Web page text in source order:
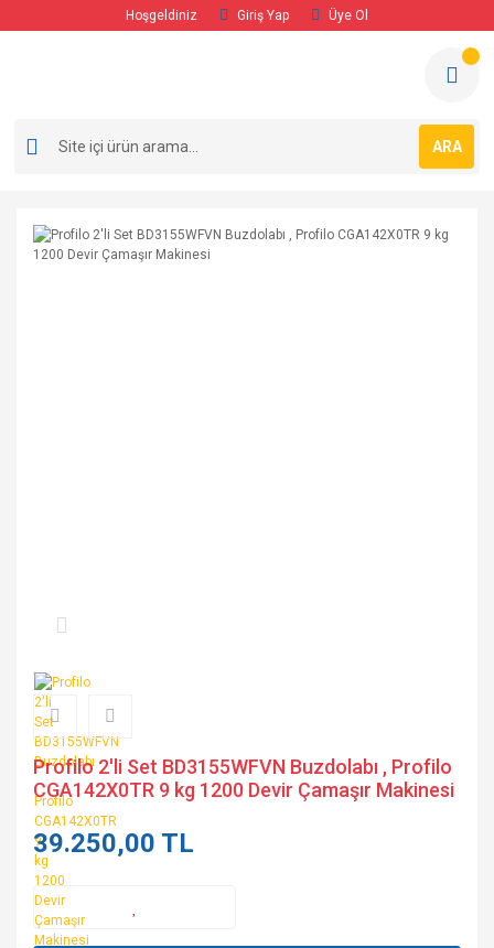
Hoşgeldiniz Giriş Yap Üye Ol
ARA
Profilo 2'li Set BD3155WFVN Buzdolabı , Profilo
CGA142X0TR 9 kg 1200 Devir Çamaşır Makinesi
39.250,00 TL